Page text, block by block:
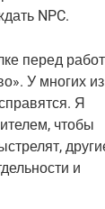
NPC.
перед
У многих
Я
чтобы
и